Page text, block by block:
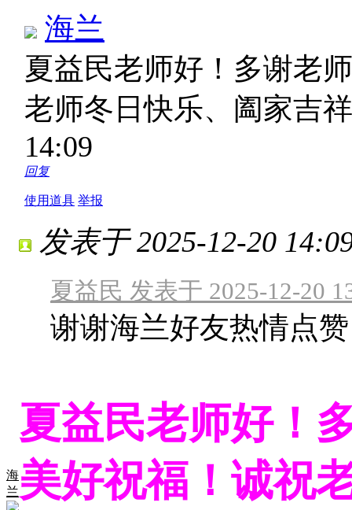
海兰
夏益民老师好！多谢老
老师冬日快乐、阖家吉
14:09
回复
使用道具 举报
海
兰
发表于 2025-12-20
夏益民 发表于 2025-12-20
谢谢海兰好友热情点
夏益民老师好！
美好祝福！诚祝